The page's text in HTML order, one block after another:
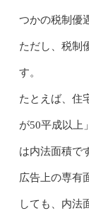
つかの税制優
ただし、税制
す。
たとえば、住
が50平成以上
は内法面積で
広告上の専有
しても、内法